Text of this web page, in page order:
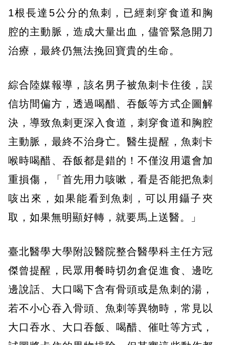
1根長達5公分的魚刺，已經刺穿食道和胸
腔的主動脈，造成大量出血，儘管緊急開刀
治療，最終仍無法挽回寶貴的生命。
綜合陸媒報導，該名男子被魚刺卡住後，誤
信坊間偏方，透過喝醋、吞飯等方式企圖解
決，導致魚刺更深入食道，刺穿食道和胸腔
主動脈，最終不治身亡。醫生提醒，魚刺卡
喉時喝醋、吞飯都是錯的！不僅沒用還會加
重損傷，「首先用力咳嗽，看是否能把魚刺
咳出來，如果能看到魚刺，可以用鑷子夾
取，如果無明顯好轉，就要馬上送醫。」
臺北醫學大學附設醫院整合醫學科主任方冠
傑曾提醒，民眾用餐時切勿倉促進食、邊吃
邊說話、大口喝下含有骨頭或是魚刺的湯，
若不小心吞入骨頭、魚刺等異物時，常見以
大口吞水、大口吞飯、喝醋、催吐等方式，